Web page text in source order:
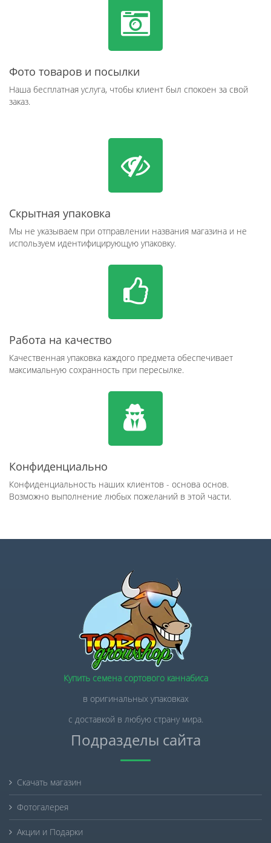
Фото товаров и посылки
Наша бесплатная услуга, чтобы клиент был спокоен за свой
заказ.
Скрытная упаковка
Мы не указываем при отправлении названия магазина и не
используем идентифицирующую упаковку.
Работа на качество
Качественная упаковка каждого предмета обеспечивает
максимальную сохранность при пересылке.
Конфиденциально
Конфиденциальность наших клиентов - основа основ.
Возможно выполнение любых пожеланий в этой части.
Купить семена сортового каннабиса
в оригинальных упаковках
с доставкой в любую страну мира.
Подразделы сайта
Скачать магазин
Фотогалерея
Акции и Подарки